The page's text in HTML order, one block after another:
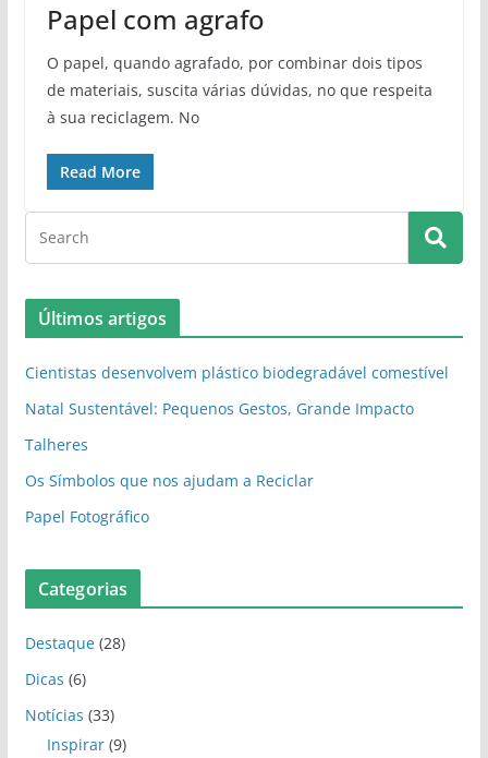
Papel com agrafo
O papel, quando agrafado, por combinar dois tipos
de materiais, suscita várias dúvidas, no que respeita
à sua reciclagem. No
Read More
Últimos artigos
Cientistas desenvolvem plástico biodegradável comestível
Natal Sustentável: Pequenos Gestos, Grande Impacto
Talheres
Os Símbolos que nos ajudam a Reciclar
Papel Fotográfico
Categorias
Destaque(28)
Dicas (6)
Notícias (33)
Inspirar(9)